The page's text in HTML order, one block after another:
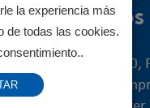
todos
del Trabajo de
por su sólido
la experiencia más
de todas las cookies.